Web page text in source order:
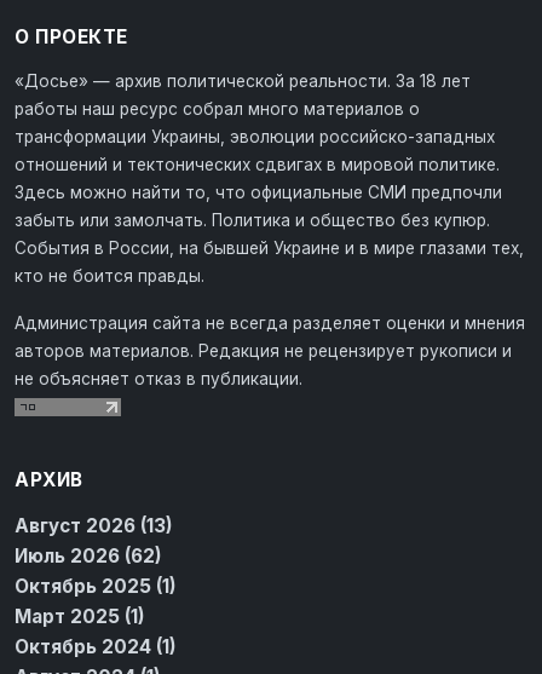
О ПРОЕКТЕ
«Досье» — архив политической реальности. За 18 лет
работы наш ресурс собрал много материалов о
трансформации Украины, эволюции российско-западных
отношений и тектонических сдвигах в мировой политике.
Здесь можно найти то, что официальные СМИ предпочли
забыть или замолчать. Политика и общество без купюр.
События в России, на бывшей Украине и в мире глазами тех,
кто не боится правды.
Администрация сайта не всегда разделяет оценки и мнения
авторов материалов. Редакция не рецензирует рукописи и
не объясняет отказ в публикации.
АРХИВ
Август 2026 (13)
Июль 2026 (62)
Октябрь 2025 (1)
Март 2025 (1)
Октябрь 2024 (1)